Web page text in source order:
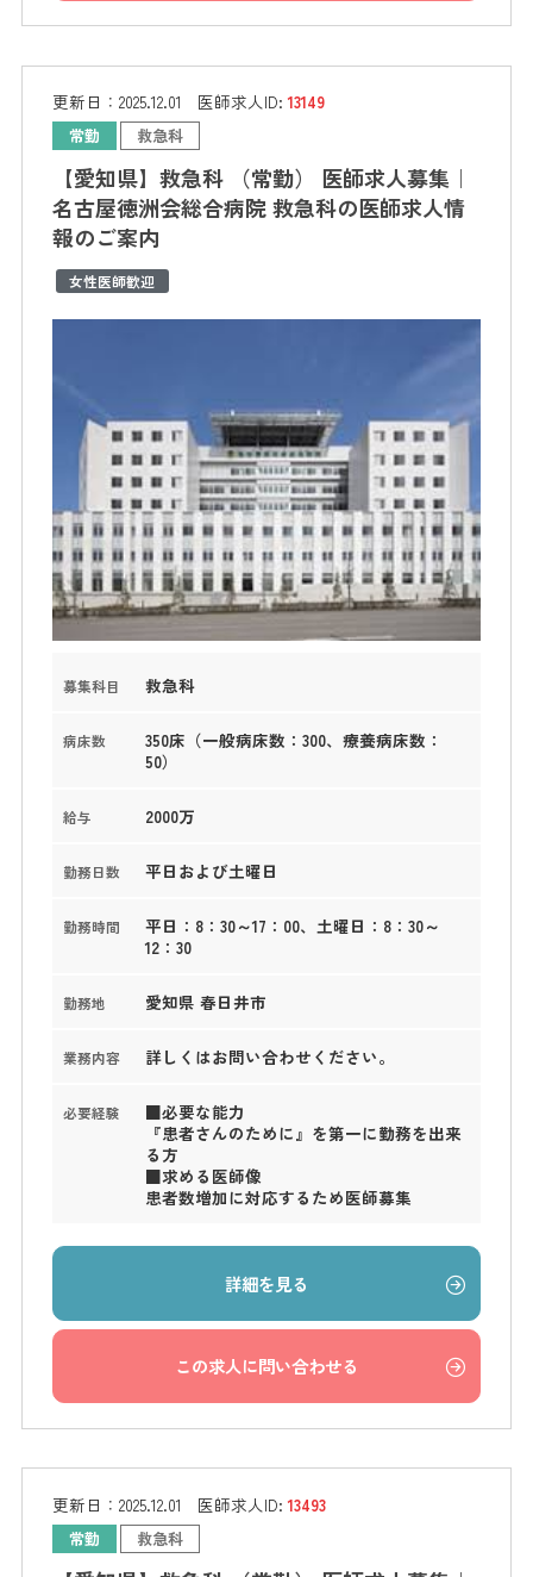
更新日： 2025.12.01 医師求人ID:13149
常勤 救急科
【愛知県】救急科 （常勤） 医師求人募集｜
名古屋徳洲会総合病院 救急科の医師求人情
報のご案内
女性医師歓迎
募集科目 救急科
病床数
350床（一般病床数：300、療養病床数：
50）
給与 2000万
勤務日数 平日および土曜日
勤務時間
平日：8：30～17：00、土曜日：8：30～
12：30
勤務地 愛知県 春日井市
業務内容 詳しくはお問い合わせください。
必要経験
■必要な能力
『患者さんのために』を第一に勤務を出来
る方
■求める医師像
患者数増加に対応するため医師募集
詳細を見る
この求人に問い合わせる
更新日： 2025.12.01 医師求人ID:13493
常勤 救急科